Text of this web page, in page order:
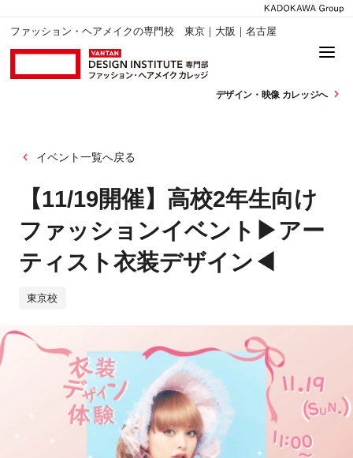
ファッション・ヘアメイクの専門校 東京｜大阪｜名古屋
デザイン・ 映像 カレッジへ
イベント一覧へ戻る
【11/19開催】高校2年生向け
ファッションイベント▶アー
ティスト衣装デザイン◀
東京校